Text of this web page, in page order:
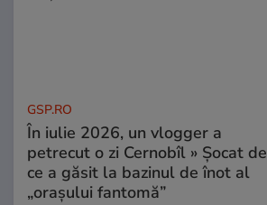
GSP.RO
În iulie 2026, un vlogger a
petrecut o zi Cernobîl » Șocat de
ce a găsit la bazinul de înot al
„orașului fantomă”